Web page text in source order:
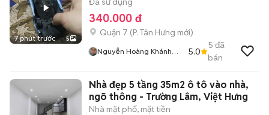
7 phút trước 5
340.000 đ
Quận 7 (P. Tân Hưng mới)
Nguyễn Hoàng Khánh
5.0
5 đã
bán
Nhà đẹp 5 tầng 35m2 ô tô vào nhà,
ngõ thông - Trường Lâm, Việt Hưng
Nhà mặt phố, mặt tiền